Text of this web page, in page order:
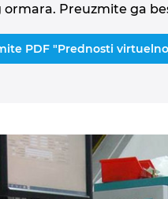
ormara. Preuzmite ga
PDF "Prednosti